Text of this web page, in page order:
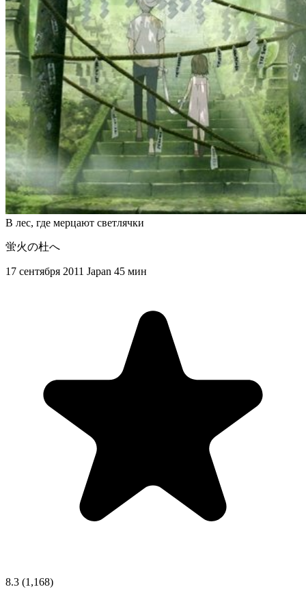
В лес, где мерцают светлячки
蛍火の杜へ
17 сентября 2011 Japan 45 мин
8.3 (1,168)